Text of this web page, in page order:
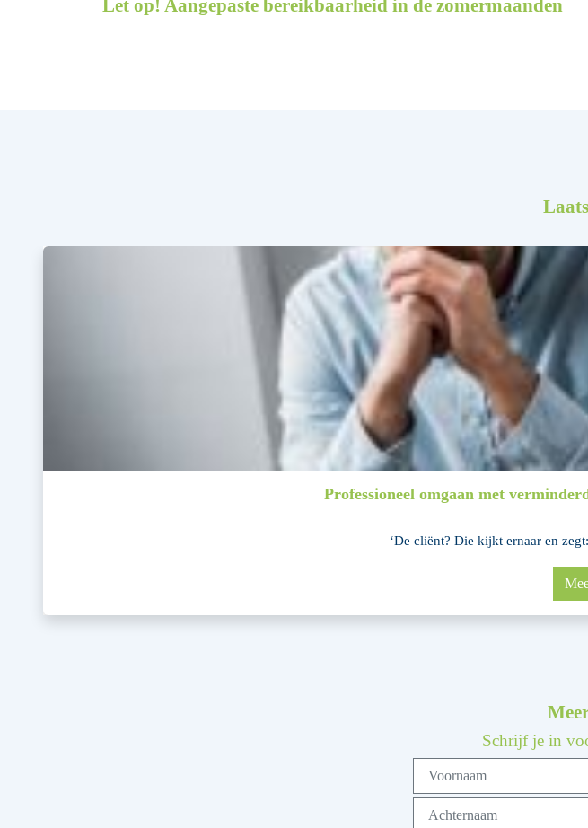
Let op! Aangepaste bereikbaarheid in de zomermaanden
Professioneel omgaan met
‘De cliënt? Die kijkt ernaar en
Schrijf je in